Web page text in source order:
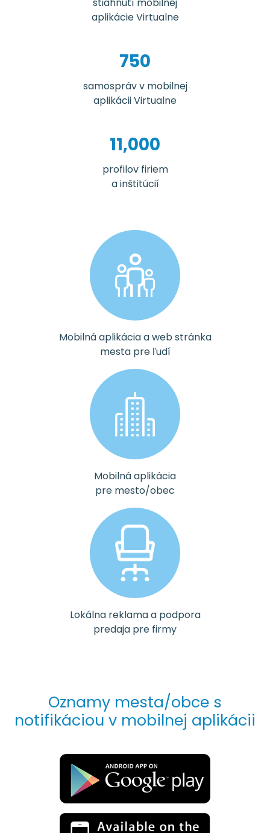
aplikácie Virtualne
750
samospráv v mobilnej
aplikácii Virtualne
11,000
profilov firiem
a inštitúcií
Mobilná aplikácia a web stránka
mesta pre ľudí
Mobilná aplikácia
pre mesto/obec
Lokálna reklama a podpora
predaja pre firmy
Oznamy mesta/obce s
notifikáciou v mobilnej aplikácii